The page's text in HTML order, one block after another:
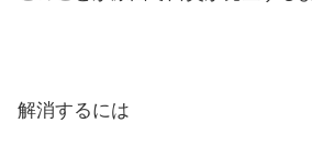
解消するには